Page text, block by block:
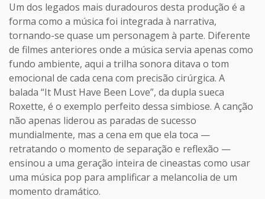
Um dos legados mais duradouros desta produção é a
forma como a música foi integrada à narrativa,
tornando-se quase um personagem à parte. Diferente
de filmes anteriores onde a música servia apenas como
fundo ambiente, aqui a trilha sonora ditava o tom
emocional de cada cena com precisão cirúrgica. A
balada “It Must Have Been Love”, da dupla sueca
Roxette, é o exemplo perfeito dessa simbiose. A canção
não apenas liderou as paradas de sucesso
mundialmente, mas a cena em que ela toca —
retratando o momento de separação e reflexão —
ensinou a uma geração inteira de cineastas como usar
uma música pop para amplificar a melancolia de um
momento dramático.